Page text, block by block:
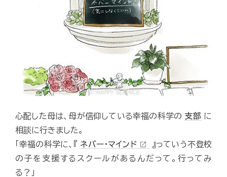
心配した母は、母が信仰している幸福の科学の 支部 に
相談に行きました。
「幸福の科学に、『ネバー・マインド open_in_new
』っていう不登校
の子を支援するスクールがあるんだって。行ってみ
る？」